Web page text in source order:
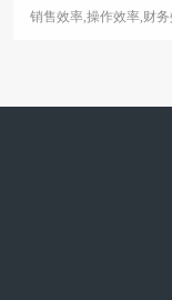
管理,订单管理,财务管理,数